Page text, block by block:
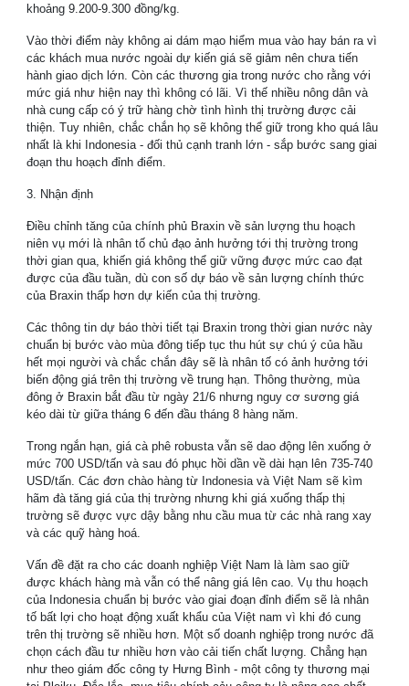
khoảng 9.200-9.300 đồng/kg.
Vào thời điểm này không ai dám mạo hiểm mua vào hay bán ra vì
các khách mua nước ngoài dự kiến giá sẽ giảm nên chưa tiến
hành giao dịch lớn. Còn các thương gia trong nước cho rằng với
mức giá như hiện nay thì không có lãi. Vì thế nhiều nông dân và
nhà cung cấp có ý trữ hàng chờ tình hình thị trường được cải
thiện. Tuy nhiên, chắc chắn họ sẽ không thể giữ trong kho quá lâu
nhất là khi Indonesia - đối thủ cạnh tranh lớn - sắp bước sang giai
đoạn thu hoạch đỉnh điểm.
3. Nhận định
Điều chỉnh tăng của chính phủ Braxin về sản lượng thu hoạch
niên vụ mới là nhân tố chủ đạo ảnh hưởng tới thị trường trong
thời gian qua, khiến giá không thể giữ vững được mức cao đạt
được của đầu tuần, dù con số dự báo về sản lượng chính thức
của Braxin thấp hơn dự kiến của thị trường.
Các thông tin dự báo thời tiết tại Braxin trong thời gian nước này
chuẩn bị bước vào mùa đông tiếp tục thu hút sự chú ý của hầu
hết mọi người và chắc chắn đây sẽ là nhân tố có ảnh hưởng tới
biến động giá trên thị trường về trung hạn. Thông thường, mùa
đông ở Braxin bắt đầu từ ngày 21/6 nhưng nguy cơ sương giá
kéo dài từ giữa tháng 6 đến đầu tháng 8 hàng năm.
Trong ngắn hạn, giá cà phê robusta vẫn sẽ dao động lên xuống ở
mức 700 USD/tấn và sau đó phục hồi dần về dài hạn lên 735-740
USD/tấn. Các đơn chào hàng từ Indonesia và Việt Nam sẽ kìm
hãm đà tăng giá của thị trường nhưng khi giá xuống thấp thị
trường sẽ được vực dậy bằng nhu cầu mua từ các nhà rang xay
và các quỹ hàng hoá.
Vấn đề đặt ra cho các doanh nghiệp Việt Nam là làm sao giữ
được khách hàng mà vẫn có thể nâng giá lên cao. Vụ thu hoạch
của Indonesia chuẩn bị bước vào giai đoạn đỉnh điểm sẽ là nhân
tố bất lợi cho hoạt động xuất khẩu của Việt nam vì khi đó cung
trên thị trường sẽ nhiều hơn. Một số doanh nghiệp trong nước đã
chọn cách đầu tư nhiều hơn vào cải tiến chất lượng. Chẳng hạn
như theo giám đốc công ty Hưng Bình - một công ty thương mại